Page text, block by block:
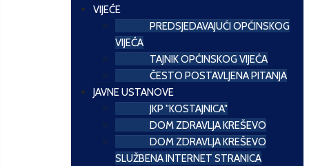
VIJEĆE
PREDSJEDAVAJUĆI OPĆINSKOG
VIJEĆA
TAJNIK OPĆINSKOG VIJEĆA
ČESTO POSTAVLJENA PITANJA
JAVNE USTANOVE
JKP "KOSTAJNICA"
DOM ZDRAVLJA KREŠEVO
DOM ZDRAVLJA KREŠEVO
SLUŽBENA INTERNET STRANICA